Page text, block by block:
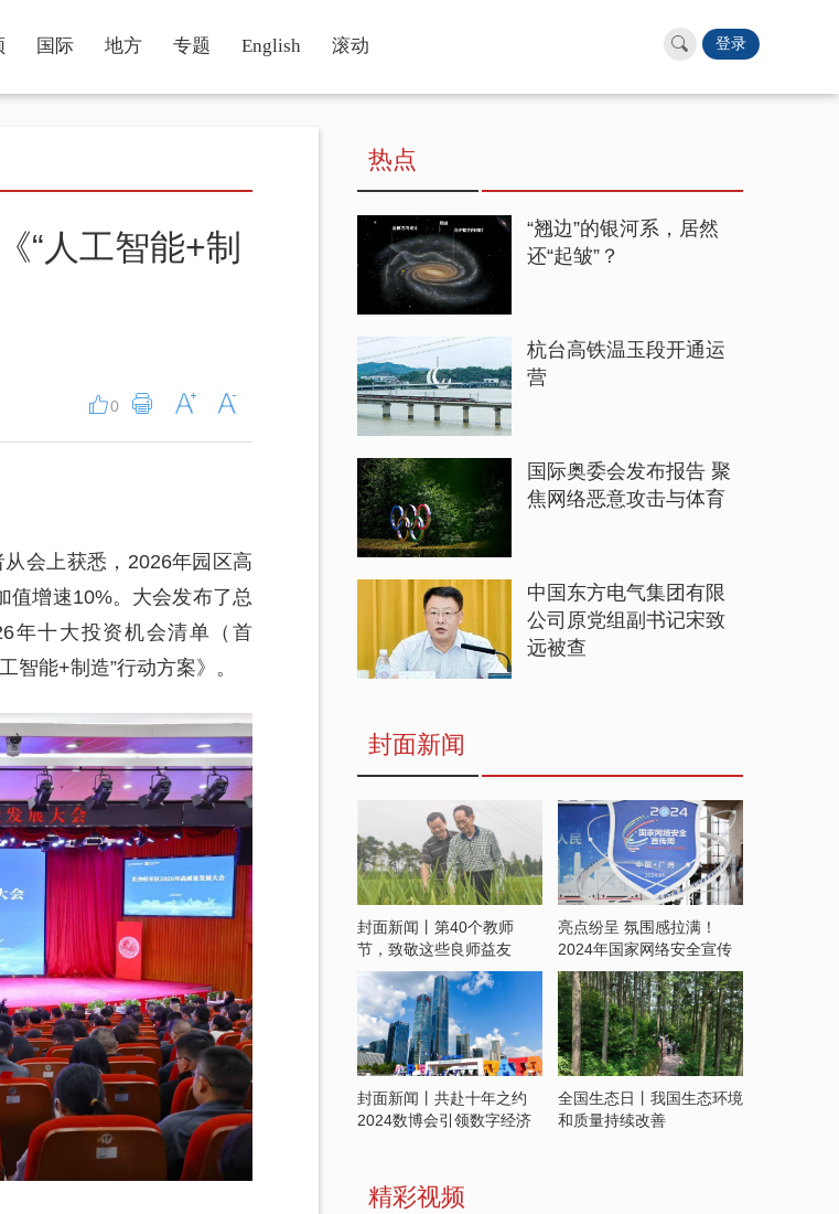
国际 地方 专题 English 滚动 登录
“人工智能+制
0
会上获悉，2026年园区高
值增速10%。大会发布了总
年十大投资机会清单（首
智能+制造”行动方案》。
热点
“翘边”的银河系，居然
还“起皱”？
杭台高铁温玉段开通运
营
国际奥委会发布报告 聚
焦网络恶意攻击与体育
中国东方电气集团有限
公司原党组副书记宋致
远被查
封面新闻
封面新闻丨第40个教师
节，致敬这些良师益友
亮点纷呈 氛围感拉满！
2024年国家网络安全宣传
周开启
封面新闻丨共赴十年之约
2024数博会引领数字经济
全国生态日丨我国生态环境
和质量持续改善
精彩视频